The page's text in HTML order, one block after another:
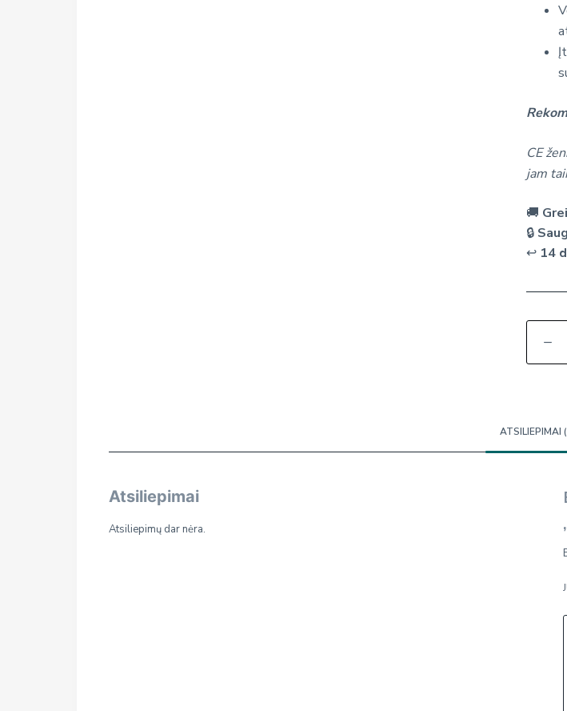
CE
jam
🚚
🔒
↩️ 14
kiekis:
ATSILIEPIMAI
Atsiliepimai
Atsiliepimų dar nėra.